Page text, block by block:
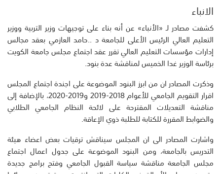
الانباء
كشفت مصادر لـ «الأنباء» عن أنه بناء على توجيهات وزير التربية ووزير
التعليم العالي الرئيس الأعلى للجامعة د ..حامد العازمي بعقد مجالس
إدارات مؤسسات التعليم العالي تقرر عقد اجتماع مجلس جامعة الكويت
برئاسة الوزير غدا الخميس لمناقشة عدة بنود.
وذكرت المصادر ان من ابرز البنود الموضوعة على اجندة اجتماع المجلس
اقرار التقويم الجامعي للأعوام 2018-2019 و2019-2020، بالإضافة إلى
مناقشة التعديلات المقترحة على لائحة النظام الجامعي الطلابي
والضوابط المقررة للكتابة للطلبة ذوي الإعاقة.
واشارت المصادر الى ان المجلس سيناقش ترقيات بعض اعضاء هيئة
التدريس بالجامعة، ومن البنود الموضوعة على جدول اعمال اجتماع
مجلس الجامعة مناقشة سياسة القبول الجامعي وفتح برامج جديدة